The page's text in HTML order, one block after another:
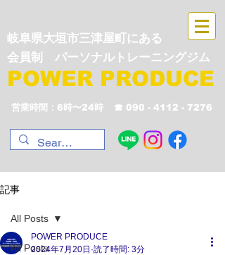
岐阜県大垣市三津屋町にある
会員制 パーソナルトレーニングジム
POWER PRODUCE
営業時間：6時〜24時 ☎︎ 090 - 4112 - 7276
記事
All Posts
All Posts
POWER PRODUCE
2024年7月20日 読了時間: 3分